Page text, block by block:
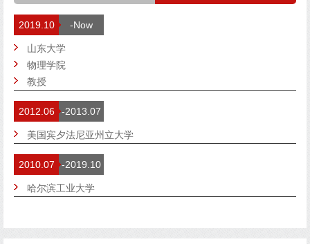
2019.10 -Now
山东大学
物理学院
教授
2012.06 -2013.07
美国宾夕法尼亚州立大学
2010.07 -2019.10
哈尔滨工业大学